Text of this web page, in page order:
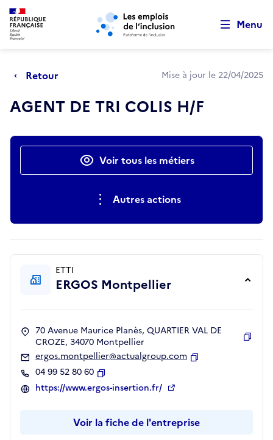
Aller au menu principal Aller au contenu principal
Menu
Retour Mise à jour le 22/04/2025
AGENT DE TRI COLIS H/F
Actions rapidesVoir tous les métiers
Autres actions
ETTI
ERGOS Montpellier
70 Avenue Maurice Planès, QUARTIER VAL DE
CROZE, 34070 Montpellier
ergos.montpellier@actualgroup.com
04 99 52 80 60
Copier
https://www.ergos-insertion.fr/
Voir la fiche de l'entreprise
Retour au début de la page
Panneau de gestion des cookies